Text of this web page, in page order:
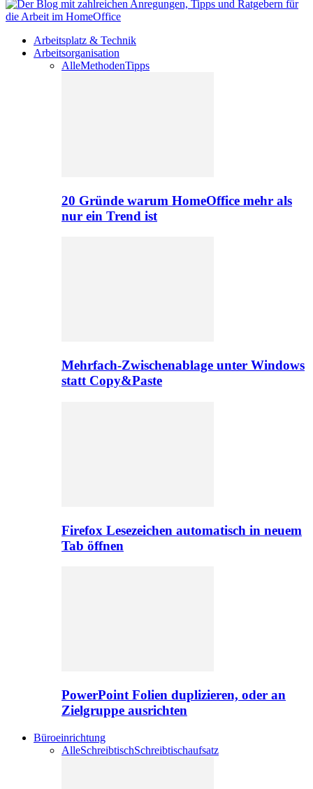
Arbeitsplatz & Technik
Arbeitsorganisation
AlleMethodenTipps
20 Gründe warum HomeOffice mehr als
nur ein Trend ist
Mehrfach-Zwischenablage unter Windows
statt Copy&Paste
Firefox Lesezeichen automatisch in neuem
Tab öffnen
PowerPoint Folien duplizieren, oder an
Zielgruppe ausrichten
Büroeinrichtung
AlleSchreibtischSchreibtischaufsatz